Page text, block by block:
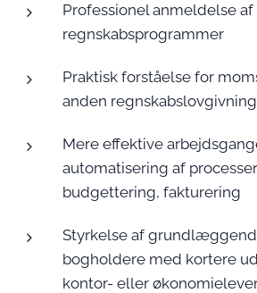
Professionel anmeldelse af
regnskabsprogrammer
Praktisk forståelse for
anden regnskabslovgivning
Mere effektive
automatisering af
budgettering, fakturering
Styrkelse af
bogholdere med kortere
kontor- eller